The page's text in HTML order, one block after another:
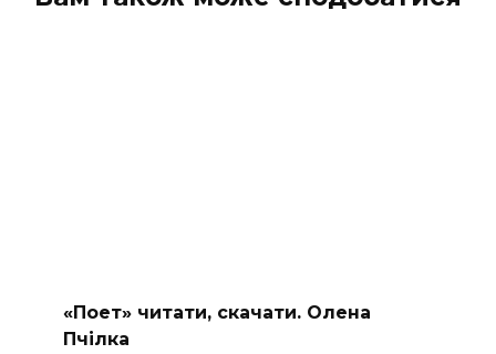
«Поет» читати, скачати. Олена
Пчілка